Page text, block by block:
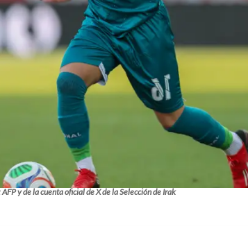
y de la cuenta oficial de X de la Selección de Irak